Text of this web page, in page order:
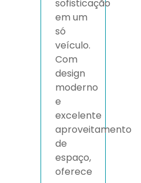
sofisticação
em um
só
veículo.
Com
design
moderno
e
excelente
aproveitamento
de
espaço,
oferece